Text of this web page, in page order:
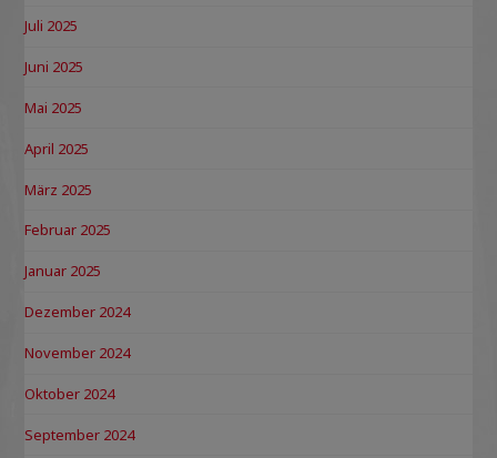
Juli 2025
Juni 2025
Mai 2025
April 2025
März 2025
Februar 2025
Januar 2025
Dezember 2024
November 2024
Oktober 2024
September 2024